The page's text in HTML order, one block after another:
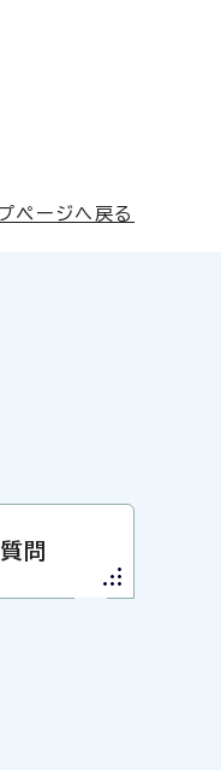
ページへ戻る
問